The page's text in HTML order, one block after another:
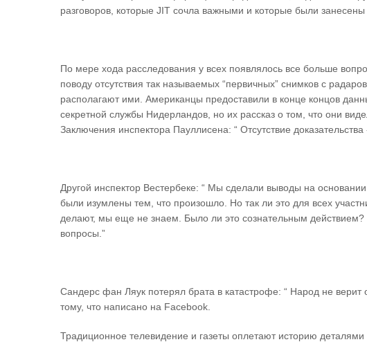
разговоров, которые JIT сочла важными и которые были занесены
По мере хода расследования у всех появлялось все больше
поводу отсутствия так называемых “первичных” снимков с
располагают ими. Американцы предоставили в конце концов
секретной службы Нидерландов, но их рассказ о том, что они
Заключения инспектора Пауллисена: “ Отсутствие
Другой инспектор Вестербеке: “ Мы сделали выводы на
были изумлены тем, что произошло. Но так ли это для всех
делают, мы еще не знаем. Было ли это сознательным
вопросы.”
Сандерс фан Ляук потерял брата в катастрофе: “ Народ не
тому, что написано на Facebook.
Традиционное телевидение и газеты оплетают историю деталями